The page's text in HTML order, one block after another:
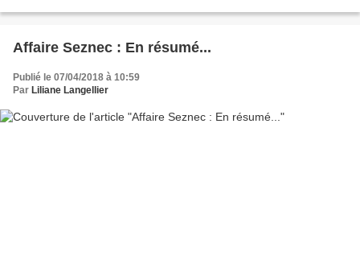
Affaire Seznec : En résumé...
Publié le 07/04/2018 à 10:59
Par Liliane Langellier